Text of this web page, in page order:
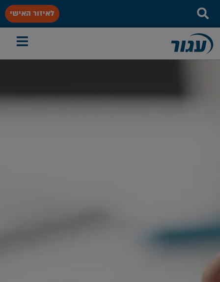
לאיזור האישי